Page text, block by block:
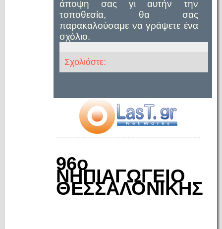
άποψη σας γι αυτήν την
τοποθεσία, θα σας
παρακαλούσαμε να γράψετε ένα
σχόλιο.
Σχολιάστε:
96ο
ΝΗΠΙΑΓΩΓΕΙΟ
ΘΕΣΣΑΛΟΝΙΚΗΣ